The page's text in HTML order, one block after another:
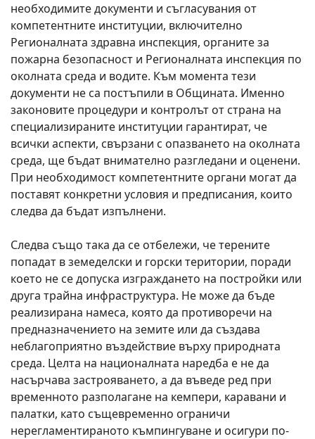
необходимите документи и съгласувания от
компетентните институции, включително
Регионалната здравна инспекция, органите за
пожарна безопасност и Регионалната инспекция по
околната среда и водите. Към момента тези
документи не са постъпили в Общината. Именно
законовите процедури и контролът от страна на
специализираните институции гарантират, че
всички аспекти, свързани с опазването на околната
среда, ще бъдат внимателно разгледани и оценени.
При необходимост компетентните органи могат да
поставят конкретни условия и предписания, които
следва да бъдат изпълнени.
Следва също така да се отбележи, че терените
попадат в земеделски и горски територии, поради
което не се допуска изграждането на постройки или
друга трайна инфраструктура. Не може да бъде
реализирана намеса, която да противоречи на
предназначението на земите или да създава
неблагоприятно въздействие върху природната
среда. Целта на националната наредба е не да
насърчава застрояването, а да въведе ред при
временното разполагане на кемпери, каравани и
палатки, като същевременно ограничи
нерегламентираното къмпингуване и осигури по-